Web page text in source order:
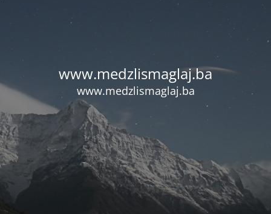
www.medzlismaglaj.ba
www.medzlismaglaj.ba